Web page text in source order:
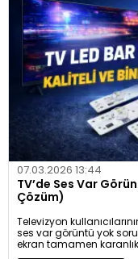
07.03.2026 13:44
TV’de Ses Var
Çözüm)
Televizyon
ses var görüntü yok
ekran tamamen